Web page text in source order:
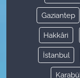
Gaziantep
Hakkâri
İstanbul